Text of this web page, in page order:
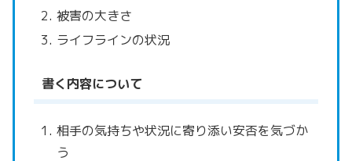
被害の大きさ
ライフラインの状況
書く内容について
相手の気持ちや状況に寄り添い安否を気づか
う